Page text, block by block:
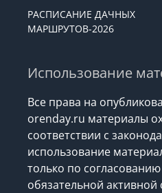
РАСПИСАНИЕ ДАЧНЫХ
МАРШРУТОВ-2026
Использование
Все права на
orenday.ru материалы
соответствии с
использование
только по
обязательной